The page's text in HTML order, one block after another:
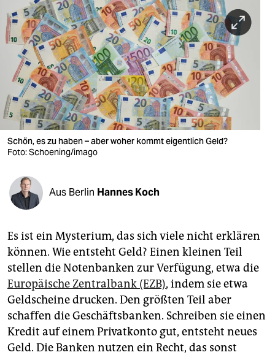
sport
berlin
nord
wahrheit
verlag
verlag
veranstaltungen
shop
unterstützen
abo
genossenschaft
epaper login
Schön, es zu haben – aber woher kommt eigentlich Geld?
Foto: Schoening/imago
Aus Berlin Hannes Koch
Es ist ein Mysterium, das sich viele nicht erklären
können. Wie entsteht Geld? Einen kleinen Teil
stellen die Notenbanken zur Verfügung, etwa die
Europäische Zentralbank (EZB), indem sie etwa
Geldscheine drucken. Den größten Teil aber
schaffen die Geschäftsbanken. Schreiben sie einen
Kredit auf einem Privatkonto gut, entsteht neues
Geld. Die Banken nutzen ein Recht, das sonst